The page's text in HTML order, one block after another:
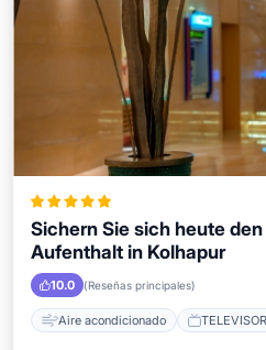
Sichern Sie sich heute
Aufenthalt in Kolhapur
10.0 (Reseñas principales)
Aire acondicionado TELEVISOR